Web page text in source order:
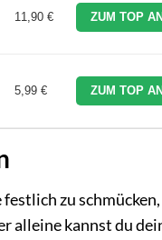
11,90 € ZUM TOP
5,99 € ZUM TOP
zu
alleine kannst du